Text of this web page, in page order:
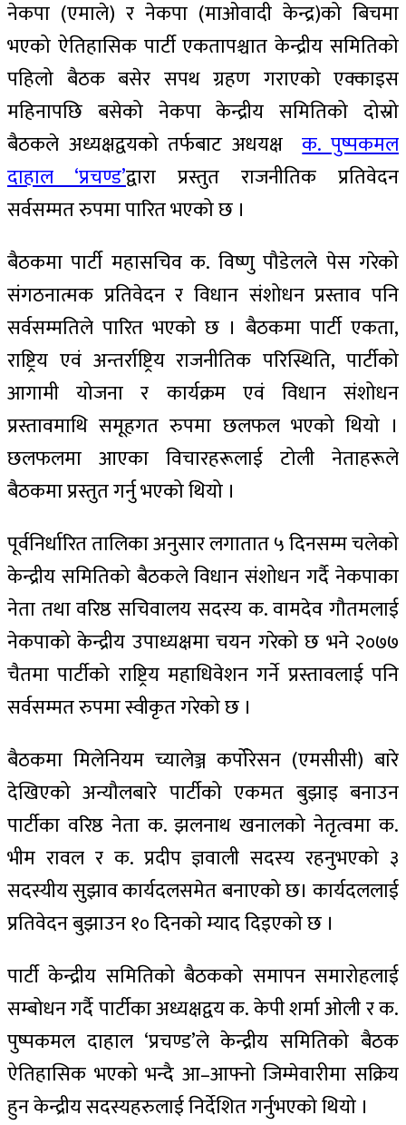
नेकपा (एमाले) र नेकपा (माओवादी केन्द्र)को बिचमा
भएको ऐतिहासिक पार्टी एकतापश्चात केन्द्रीय समितिको
पहिलो बैठक बसेर सपथ ग्रहण गराएको एक्काइस
महिनापछि बसेको नेकपा केन्द्रीय समितिको दोस्रो
बैठकले अध्यक्षद्वयको तर्फबाट अधयक्षक. पुष्पकमल
दाहाल ‘प्रचण्ड’द्वारा प्रस्तुत राजनीतिक प्रतिवेदन
सर्वसम्मत रुपमा पारित भएको छ ।
बैठकमा पार्टी महासचिव क. विष्णु पौडेलले पेस गरेको
संगठनात्मक प्रतिवेदन र विधान संशोधन प्रस्ताव पनि
सर्वसम्मतिले पारित भएको छ । बैठकमा पार्टी एकता,
राष्ट्रिय एवं अन्तर्राष्ट्रिय राजनीतिक परिस्थिति, पार्टीको
आगामी योजना र कार्यक्रम एवं विधान संशोधन
प्रस्तावमाथि समूहगत रुपमा छलफल भएको थियो ।
छलफलमा आएका विचारहरूलाई टोली नेताहरूले
बैठकमा प्रस्तुत गर्नु भएको थियो ।
पूर्वनिर्धारित तालिका अनुसार लगातात ५ दिनसम्म चलेको
केन्द्रीय समितिको बैठकले विधान संशोधन गर्दै नेकपाका
नेता तथा वरिष्ठ सचिवालय सदस्य क. वामदेव गौतमलाई
नेकपाको केन्द्रीय उपाध्यक्षमा चयन गरेको छ भने २०७७
चैतमा पार्टीको राष्ट्रिय महाधिवेशन गर्ने प्रस्तावलाई पनि
सर्वसम्मत रुपमा स्वीकृत गरेको छ ।
बैठकमा मिलेनियम च्यालेञ्ज कर्पोरेसन (एमसीसी) बारे
देखिएको अन्यौलबारे पार्टीको एकमत बुझाइ बनाउन
पार्टीका वरिष्ठ नेता क. झलनाथ खनालको नेतृत्वमा क.
भीम रावल र क. प्रदीप ज्ञवाली सदस्य रहनुभएको ३
सदस्यीय सुझाव कार्यदलसमेत बनाएको छ। कार्यदललाई
प्रतिवेदन बुझाउन १० दिनको म्याद दिइएको छ ।
पार्टी केन्द्रीय समितिको बैठकको समापन समारोहलाई
सम्बोधन गर्दै पार्टीका अध्यक्षद्वय क. केपी शर्मा ओली र क.
पुष्पकमल दाहाल ‘प्रचण्ड’ले केन्द्रीय समितिको बैठक
ऐतिहासिक भएको भन्दै आ–आफ्नो जिम्मेवारीमा सक्रिय
हुन केन्द्रीय सदस्यहरुलाई निर्देशित गर्नुभएको थियो ।